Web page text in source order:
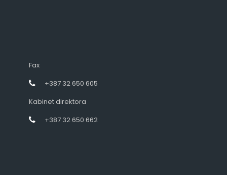
Fax
+387 32 650 605
Kabinet direktora
+387 32 650 662